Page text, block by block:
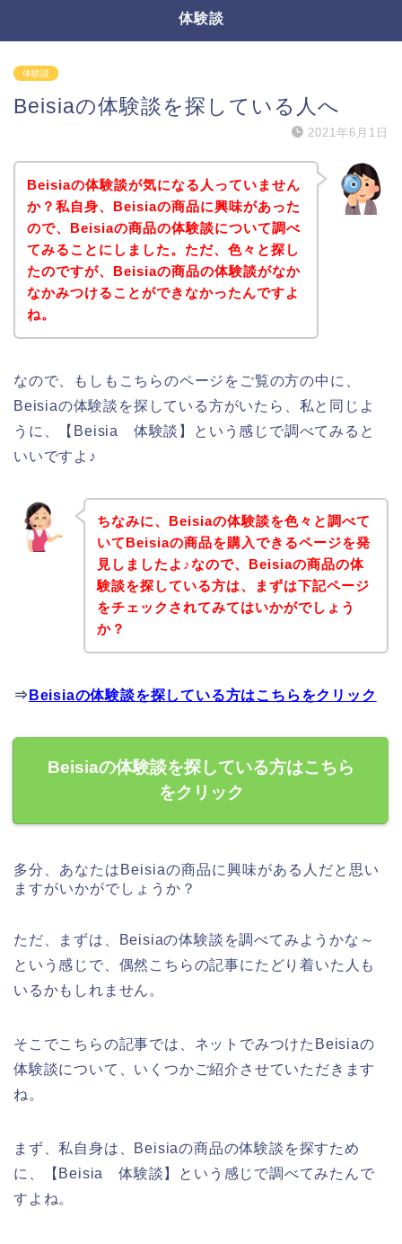
体験談
体験談
Beisiaの体験談を探している人へ
2021年6月1日
Beisiaの体験談が気になる人っていません
か？私自身、Beisiaの商品に興味があった
ので、Beisiaの商品の体験談について調べ
てみることにしました。ただ、色々と探し
たのですが、Beisiaの商品の体験談がなか
なかみつけることができなかったんですよ
ね。
なので、もしもこちらのページをご覧の方の中に、
Beisiaの体験談を探している方がいたら、私と同じよ
うに、【Beisia 体験談】という感じで調べてみると
いいですよ♪
ちなみに、Beisiaの体験談を色々と調べて
いてBeisiaの商品を購入できるページを発
見しましたよ♪なので、Beisiaの商品の体
験談を探している方は、まずは下記ページ
をチェックされてみてはいかがでしょう
か？
⇒ Beisiaの体験談を探している方はこちらをクリック
Beisiaの体験談を探している方はこちら
をクリック
多分、あなたはBeisiaの商品に興味がある人だと思い
ますがいかがでしょうか？
ただ、まずは、Beisiaの体験談を調べてみようかな～
という感じで、偶然こちらの記事にたどり着いた人も
いるかもしれません。
そこでこちらの記事では、ネットでみつけたBeisiaの
体験談について、いくつかご紹介させていただきます
ね。
まず、私自身は、Beisiaの商品の体験談を探すため
に、【Beisia 体験談】という感じで調べてみたんで
すよね。